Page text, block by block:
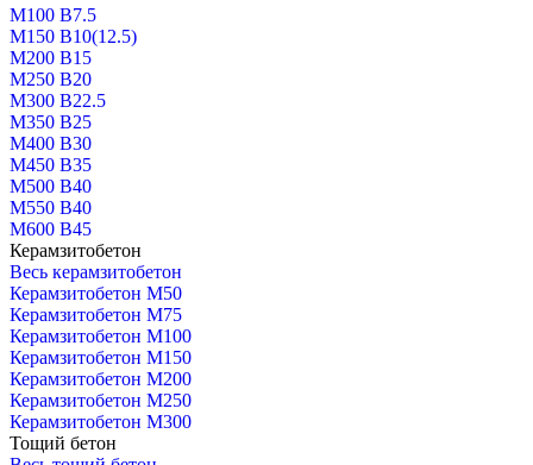
М100 В7.5
М150 В10(12.5)
М200 В15
М250 В20
М300 В22.5
М350 В25
М400 В30
М450 В35
М500 В40
М550 В40
М600 В45
Керамзитобетон
Весь керамзитобетон
Керамзитобетон М50
Керамзитобетон М75
Керамзитобетон М100
Керамзитобетон М150
Керамзитобетон М200
Керамзитобетон М250
Керамзитобетон М300
Тощий бетон